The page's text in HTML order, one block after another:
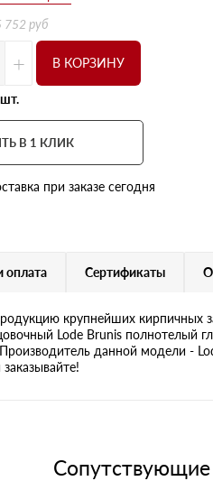
752 руб
+ В КОРЗИНУ
В 1 КЛИК
при заказе сегодня
оплата Сертификаты
крупнейших кирпичных
Lode Brunis полнотелый
данной модели -